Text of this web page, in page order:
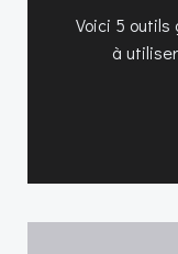
Voici 5
à